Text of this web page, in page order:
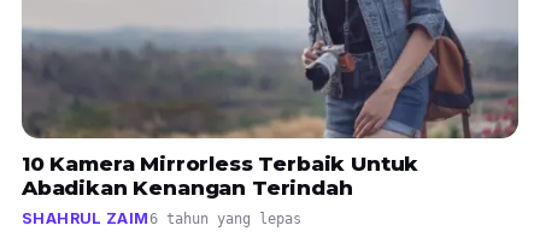
10 Kamera Mirrorless Terbaik Untuk
Abadikan Kenangan Terindah
SHAHRUL ZAIM6 tahun yang lepas